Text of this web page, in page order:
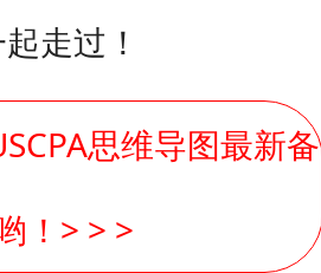
走过！
思维导图最新备
！> > >